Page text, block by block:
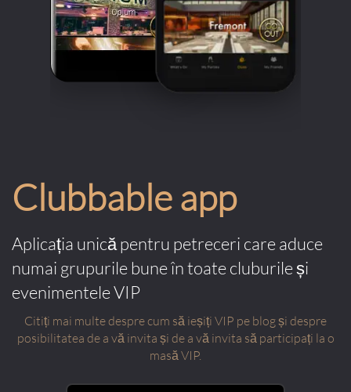
Clubbable app
Aplicația unică pentru petreceri care aduce
numai grupurile bune în toate cluburile și
evenimentele VIP
Citiți mai multe despre cum să ieșiți VIP pe blog și despre
posibilitatea de a vă invita și de a vă invita să participați la o
masă VIP.